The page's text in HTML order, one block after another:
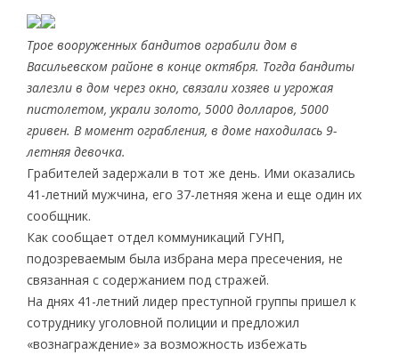
Трое вооруженных бандитов ограбили дом в
Васильевском районе в конце октября. Тогда бандиты
залезли в дом через окно, связали хозяев и угрожая
пистолетом, украли золото, 5000 долларов, 5000
гривен. В момент ограбления, в доме находилась 9-
летняя девочка.
Грабителей задержали в тот же день. Ими оказались
41-летний мужчина, его 37-летняя жена и еще один их
сообщник.
Как сообщает отдел коммуникаций ГУНП,
подозреваемым была избрана мера пресечения, не
связанная с содержанием под стражей.
На днях 41-летний лидер преступной группы пришел к
сотруднику уголовной полиции и предложил
«вознаграждение» за возможность избежать